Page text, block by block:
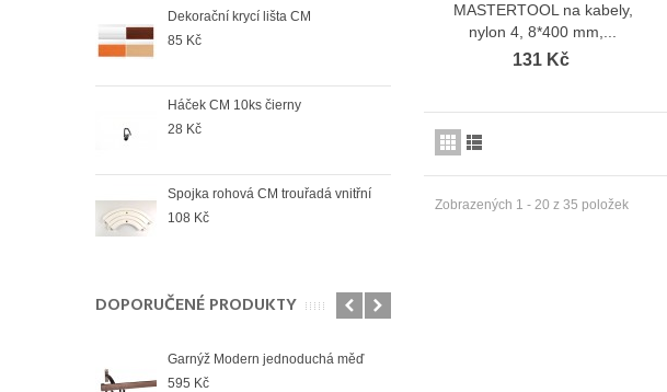
Dekorační krycí lišta CM
85 Kč
Háček CM 10ks čierny
28 Kč
Spojka rohová CM trouřadá vnitřní
108 Kč
Spojka rohová CM dvouřadá vnitřní
78 Kč
78 Kč
DOPORUČENÉ PRODUKTY
Garnýž Modern jednoduchá měď
595 Kč
MASTERTOOL na kabely,
nylon 4, 8*400 mm,...
131 Kč
Zobrazených 1 - 20 z 35 položek